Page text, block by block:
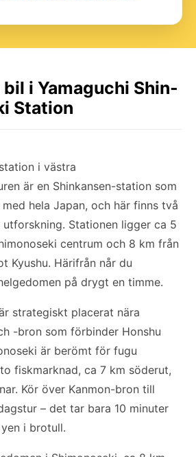
i Yamaguchi Shin-
Station
i västra
är en Shinkansen-station som
hela Japan, och här finns två
Stationen ligger ca 5
centrum och 8 km från
Kyushu. Härifrån når du
på drygt en timme.
strategiskt placerat nära
-bron som förbinder Honshu
är berömt för fugu
fiskmarknad, ca 7 km söderut,
Kör över Kanmon-bron till
– det tar bara 10 minuter
i brotull.